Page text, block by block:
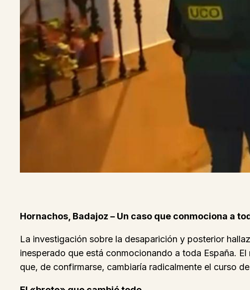
Hornachos, Badajoz – Un caso que conmociona a
La investigación sobre la desaparición y posterior
inesperado que está conmocionando a toda España.
que, de confirmarse, cambiaría radicalmente el curso